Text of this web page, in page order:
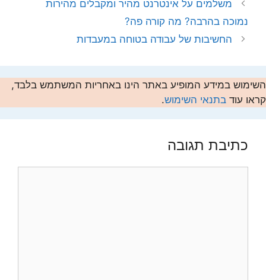
משלמים על אינטרנט מהיר ומקבלים מהירות
נמוכה בהרבה? מה קורה פה?
החשיבות של עבודה בטוחה במעבדות
השימוש במידע המופיע באתר הינו באחריות המשתמש בלבד,
קראו עוד בתנאי השימוש.
כתיבת תגובה